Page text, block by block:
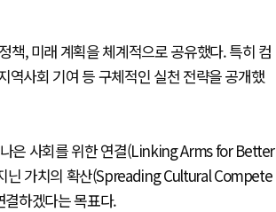
책, 미래 계획을 체계적으로 공유했다. 특히 컴
역사회 기여 등 구체적인 실천 전략을 공개했
은 사회를 위한 연결(Linking Arms for Better
가치의 확산(Spreading Cultural Compete
결하겠다는 목표다.